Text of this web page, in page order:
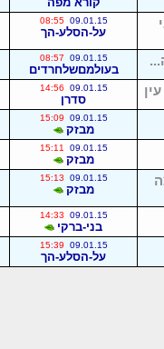
09.01.15
08:55
על-הסלע-הך
09.01.15
08:57
בעולמםשלחרדים
09.01.15
14:56
סדרן
09.01.15
15:09
מבזק
09.01.15
15:11
מבזק
09.01.15
15:13
מבזק
09.01.15
14:33
בני-ברקי
09.01.15
15:39
על-הסלע-הך